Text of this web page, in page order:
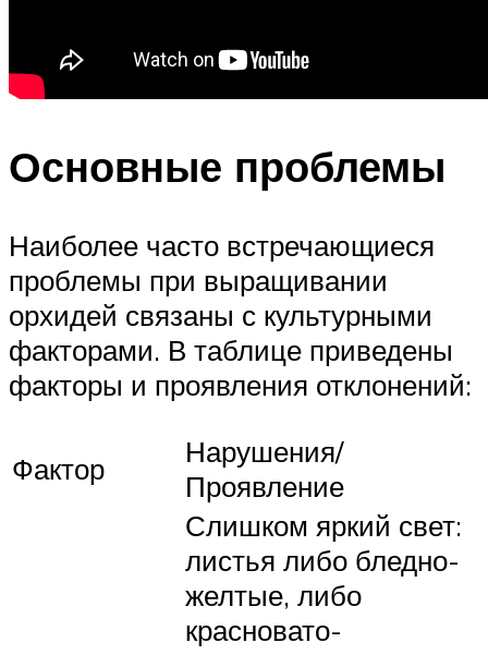
Основные проблемы
Наиболее часто встречающиеся
проблемы при выращивании
орхидей связаны с культурными
факторами. В таблице приведены
факторы и проявления отклонений:
Фактор
Нарушения/
Проявление
Слишком яркий свет:
листья либо бледно-
желтые, либо
красновато-